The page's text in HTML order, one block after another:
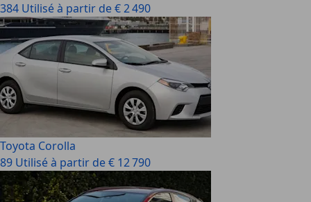
384 Utilisé à partir de € 2 490
Toyota Corolla
89 Utilisé à partir de € 12 790